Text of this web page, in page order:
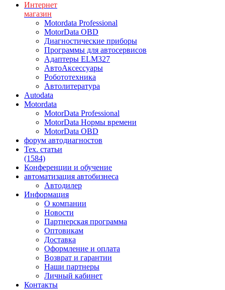
Интернет
магазин
Motordata Professional
MotorData OBD
Диагностические приборы
Программы для автосервисов
Адаптеры ELM327
АвтоАксессуары
Робототехника
Автолитература
Autodata
Motordata
MotorData Professional
MotorData Нормы времени
MotorData OBD
форум автодиагностов
Тех. статьи
(1584)
Конференции и обучение
автоматизация автобизнеса
Автодилер
Информация
О компании
Новости
Партнерская программа
Оптовикам
Доставка
Оформление и оплата
Возврат и гарантии
Наши партнеры
Личный кабинет
Контакты